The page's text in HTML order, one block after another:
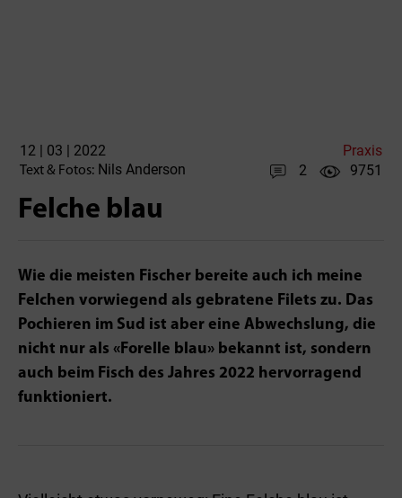
12 | 03 | 2022 Praxis
Text & Fotos: Nils Anderson 2 9751
Felche blau
Wie die meisten Fischer bereite auch ich meine
Felchen vorwiegend als gebratene Filets zu. Das
Pochieren im Sud ist aber eine Abwechslung, die
nicht nur als «Forelle blau» bekannt ist, sondern
auch beim Fisch des Jahres 2022 hervorragend
funktioniert.